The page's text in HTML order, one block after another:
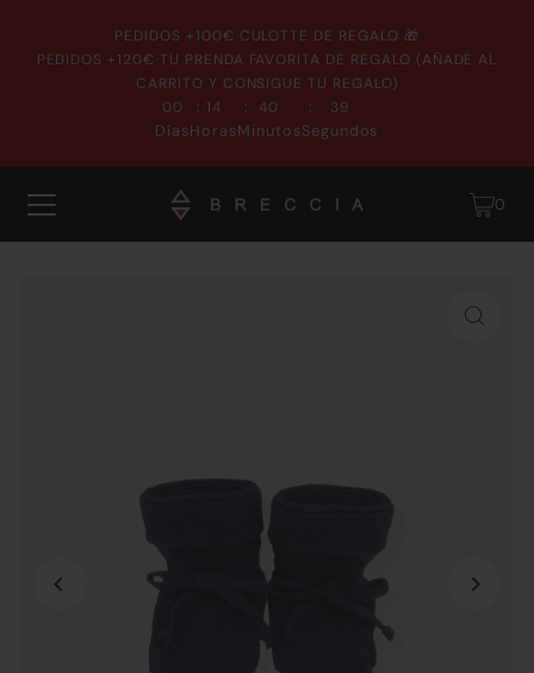
PEDIDOS +100€ CULOTTE DE REGALO 🎁
PEDIDOS +120€ TU PRENDA FAVORITA DE REGALO (AÑADE AL
CARRITO Y CONSIGUE TU REGALO)
00
Días
: 14
Horas
: 40
Minutos
: 39
Segundos
0